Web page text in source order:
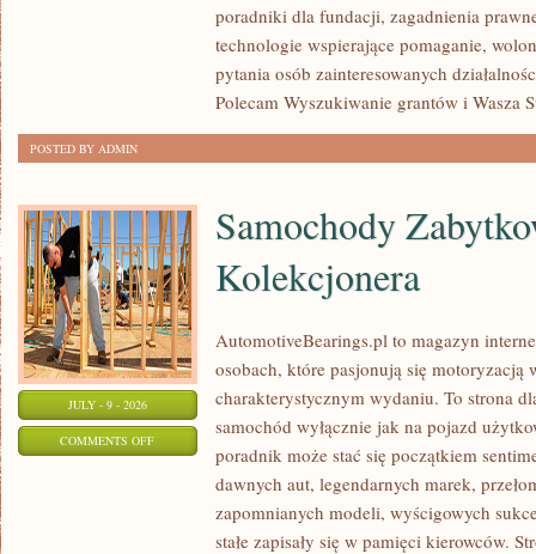
poradniki dla fundacji, zagadnienia
technologie wspierające pomaganie,
pytania osób zainteresowanych
Polecam Wyszukiwanie grantów i Wasza
POSTED BY ADMIN
JULY - 9 - 2026
COMMENTS OFFON
SAMOCHODY
Samochody
Kolekcjonera
AutomotiveBearings.pl to magazyn
osobach, które pasjonują się motoryzacją
charakterystycznym wydaniu. To strona
samochód wyłącznie jak na pojazd
poradnik może stać się początkiem
dawnych aut, legendarnych marek,
zapomnianych modeli, wyścigowych
stałe zapisały się w pamięci kierowców.